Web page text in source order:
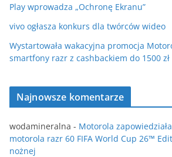
Play wprowadza „Ochronę Ekranu”
vivo ogłasza konkurs dla twórców wideo
Wystartowała wakacyjna promocja
smartfony razr z cashbackiem do 1500 zł
Najnowsze komentarze
wodamineralna - Motorola
motorola razr 60 FIFA World Cup 26™
nożnej